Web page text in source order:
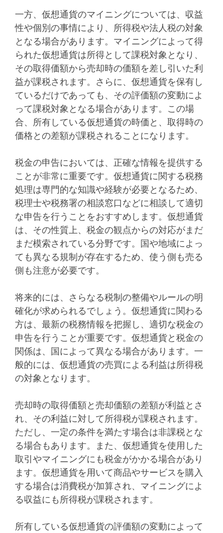
一方、仮想通貨のマイニングについては、収益
性や個別の事情により、所得税や法人税の対象
となる場合があります。マイニングによって得
られた仮想通貨は所得として課税対象となり、
その取得価額から売却時の価額を差し引いた利
益が課税されます。さらに、仮想通貨を保有し
ているだけであっても、その評価額の変動によ
って課税対象となる場合があります。この場
合、所有している仮想通貨の時価と、取得時の
価格との差額が課税されることになります。
税金の申告においては、正確な情報を提供する
ことが非常に重要です。仮想通貨に関する税務
処理は専門的な知識や経験が必要となるため、
税理士や税務署の相談窓口などに相談して適切
な申告を行うことをおすすめします。仮想通貨
は、その性質上、税金の観点からの対応がまだ
まだ模索されている分野です。国や地域によっ
ても異なる規制が存在するため、使う側も売る
側も注意が必要です。
将来的には、さらなる税制の整備やルールの明
確化が求められるでしょう。仮想通貨に関わる
方は、最新の税務情報を把握し、適切な税金の
申告を行うことが重要です。仮想通貨と税金の
関係は、国によって異なる場合があります。一
般的には、仮想通貨の売買による利益は所得税
の対象となります。
売却時の取得価額と売却価額の差額が利益とさ
れ、その利益に対して所得税が課税されます。
ただし、一定の条件を満たす場合は非課税とな
る場合もあります。また、仮想通貨を使用した
取引やマイニングにも税金がかかる場合があり
ます。仮想通貨を用いて商品やサービスを購入
する場合は消費税が加算され、マイニングによ
る収益にも所得税が課税されます。
所有している仮想通貨の評価額の変動によって